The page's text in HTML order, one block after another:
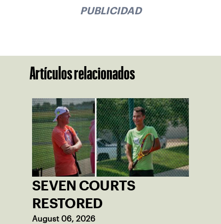
PUBLICIDAD
Artículos relacionados
SEVEN COURTS
RESTORED
August 06, 2026